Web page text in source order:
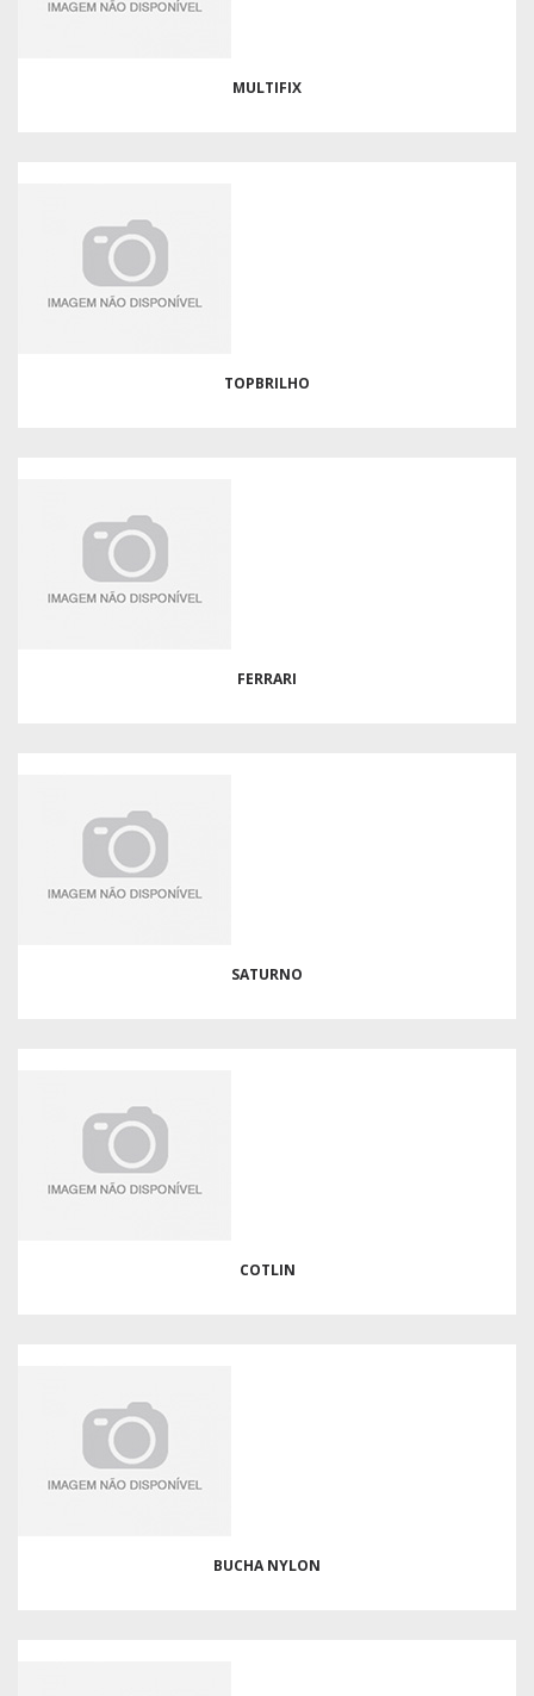
MULTIFIX
TOPBRILHO
FERRARI
SATURNO
COTLIN
BUCHA NYLON